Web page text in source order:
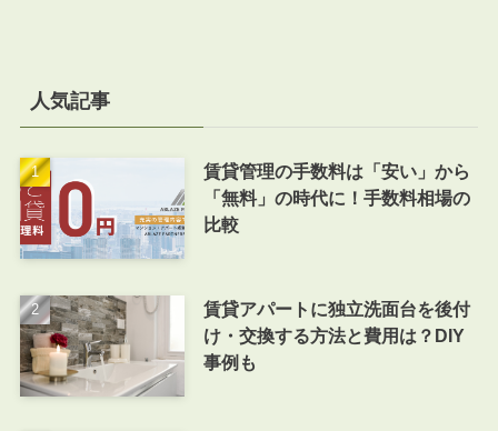
人気記事
賃貸管理の手数料は「安い」から
「無料」の時代に！手数料相場の
比較
賃貸アパートに独立洗面台を後付
け・交換する方法と費用は？DIY
事例も